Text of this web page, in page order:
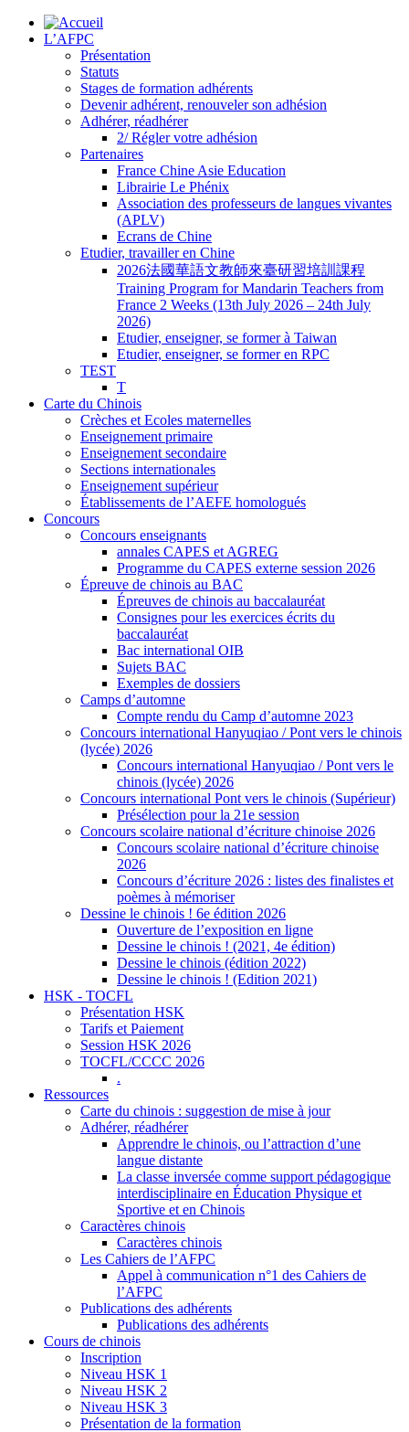
L’AFPC
Présentation
Statuts
Stages de formation adhérents
Devenir adhérent, renouveler son adhésion
Adhérer, réadhérer
2/ Régler votre adhésion
Partenaires
France Chine Asie Education
Librairie Le Phénix
Association des professeurs de langues vivantes
(APLV)
Ecrans de Chine
Etudier, travailler en Chine
2026法國華語文教師來臺研習培訓課程
Training Program for Mandarin Teachers from
France 2 Weeks (13th July 2026 – 24th July
2026)
Etudier, enseigner, se former à Taiwan
Etudier, enseigner, se former en RPC
TEST
T
Carte du Chinois
Crèches et Ecoles maternelles
Enseignement primaire
Enseignement secondaire
Sections internationales
Enseignement supérieur
Établissements de l’AEFE homologués
Concours
Concours enseignants
annales CAPES et AGREG
Programme du CAPES externe session 2026
Épreuve de chinois au BAC
Épreuves de chinois au baccalauréat
Consignes pour les exercices écrits du
baccalauréat
Bac international OIB
Sujets BAC
Exemples de dossiers
Camps d’automne
Compte rendu du Camp d’automne 2023
Concours international Hanyuqiao / Pont vers le chinois
(lycée) 2026
Concours international Hanyuqiao / Pont vers le
chinois (lycée) 2026
Concours international Pont vers le chinois (Supérieur)
Présélection pour la 21e session
Concours scolaire national d’écriture chinoise 2026
Concours scolaire national d’écriture chinoise
2026
Concours d’écriture 2026 : listes des finalistes et
poèmes à mémoriser
Dessine le chinois ! 6e édition 2026
Ouverture de l’exposition en ligne
Dessine le chinois ! (2021, 4e édition)
Dessine le chinois (édition 2022)
Dessine le chinois ! (Edition 2021)
HSK - TOCFL
Présentation HSK
Tarifs et Paiement
Session HSK 2026
TOCFL/CCCC 2026
.
Ressources
Carte du chinois : suggestion de mise à jour
Adhérer, réadhérer
Apprendre le chinois, ou l’attraction d’une
langue distante
La classe inversée comme support pédagogique
interdisciplinaire en Éducation Physique et
Sportive et en Chinois
Caractères chinois
Caractères chinois
Les Cahiers de l’AFPC
Appel à communication n°1 des Cahiers de
l’AFPC
Publications des adhérents
Publications des adhérents
Cours de chinois
Inscription
Niveau HSK 1
Niveau HSK 2
Niveau HSK 3
Présentation de la formation